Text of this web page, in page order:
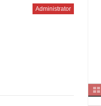
Administrator